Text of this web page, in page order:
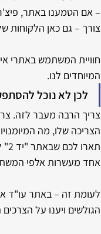
– אם הטמענו באתר,
צורך – גם כאן הלקוחות
חוויית המשתמש באתרי
המיוחדים לנו.
לכן לא נוכל
צריך הרבה מעבר לזה.
הצריכה שלו, מה
אחד מעשרות אלפי
לעומת זה – באתר עו"ד
הגולשים ויענו על